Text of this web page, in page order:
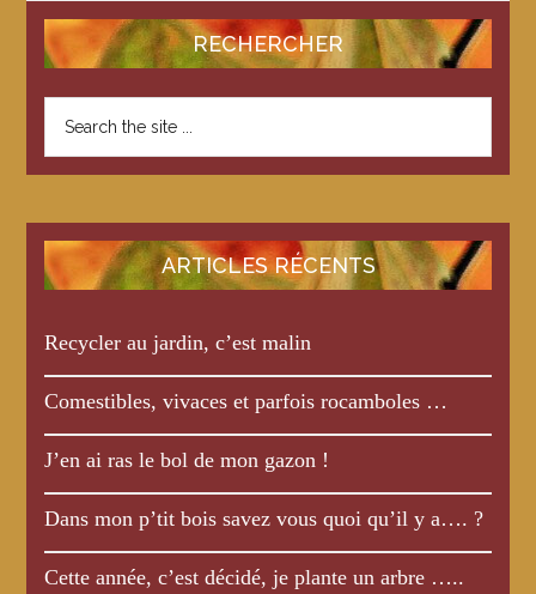
ai
ras
de
gazon !
Primary
Sidebar
RECHERCHER
Search
...
ARTICLES RÉCENTS
Recycler au jardin, c’est malin
Comestibles, vivaces et parfois rocamboles …
J’en ai ras le bol de mon gazon !
Dans mon p’tit bois savez vous quoi qu’il y a…. ?
Cette année, c’est décidé, je plante un arbre …..